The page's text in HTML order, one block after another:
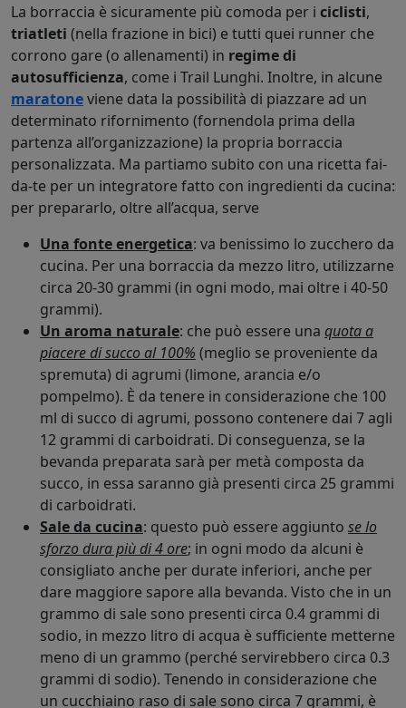
La borraccia è sicuramente più comoda per i ciclisti,
triatleti (nella frazione in bici) e tutti quei runner che
corrono gare (o allenamenti) in regime di
autosufficienza, come i Trail Lunghi. Inoltre, in alcune
maratoneviene data la possibilità di piazzare ad un
determinato rifornimento (fornendola prima della
partenza all’organizzazione) la propria borraccia
personalizzata. Ma partiamo subito con una ricetta fai-
da-te per un integratore fatto con ingredienti da cucina:
per prepararlo, oltre all’acqua, serve
Una fonte energetica: va benissimo lo zucchero da
cucina. Per una borraccia da mezzo litro, utilizzarne
circa 20-30 grammi (in ogni modo, mai oltre i 40-50
grammi).
Un aroma naturale: che può essere una quota a
piacere di succo al 100% (meglio se proveniente da
spremuta) di agrumi (limone, arancia e/o
pompelmo). È da tenere in considerazione che 100
ml di succo di agrumi, possono contenere dai 7 agli
12 grammi di carboidrati. Di conseguenza, se la
bevanda preparata sarà per metà composta da
succo, in essa saranno già presenti circa 25 grammi
di carboidrati.
Sale da cucina: questo può essere aggiunto se lo
sforzo dura più di 4 ore; in ogni modo da alcuni è
consigliato anche per durate inferiori, anche per
dare maggiore sapore alla bevanda. Visto che in un
grammo di sale sono presenti circa 0.4 grammi di
sodio, in mezzo litro di acqua è sufficiente metterne
meno di un grammo (perché servirebbero circa 0.3
grammi di sodio). Tenendo in considerazione che
un cucchiaino raso di sale sono circa 7 grammi, è